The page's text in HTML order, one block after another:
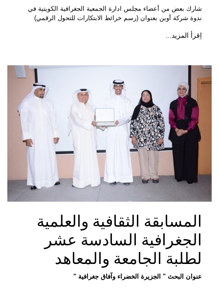
شارك بعض من أعضاء مجلس ادارة الجمعية الجغرافية الكويتية في
ندوة شركة أوبن بعنوان (رسم خرائط الابتكارات للتحول الرقمي)
اِقرأ المزيد...
المسابقة الثقافية والعلمية
الجغرافية السادسة عشر
لطلبة الجامعة والمعاهد
عنوان البحث " الجزيرة الخضراء وآفاق جغرافية "